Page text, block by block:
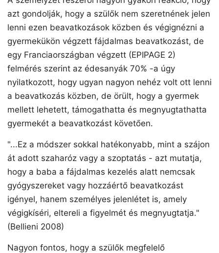
azt gondolják, hogy a szülők nem szeretnének jelen
lenni ezen beavatkozások közben és végignézni a
gyermekükön végzett fájdalmas beavatkozást, de
egy Franciaországban végzett (EPIPAGE 2)
felmérés szerint az édesanyák 70% -a úgy
nyilatkozott, hogy ugyan nagyon nehéz volt ott lenni
a beavatkozás közben, de örült, hogy a gyermek
mellett lehetett, támogathatta és megnyugtathatta
gyermekét a beavatkozást követően.
"...Ez a módszer sokkal hatékonyabb, mint a szájon
át adott szaharóz vagy a szoptatás - azt mutatja,
hogy a baba a fájdalmas kezelés alatt nemcsak
gyógyszereket vagy hozzáértő beavatkozást
igényel, hanem személyes jelenlétet is, amely
végigkíséri, eltereli a figyelmét és megnyugtatja."
(Bellieni 2008)
Nagyon fontos, hogy a szülők megfelelő